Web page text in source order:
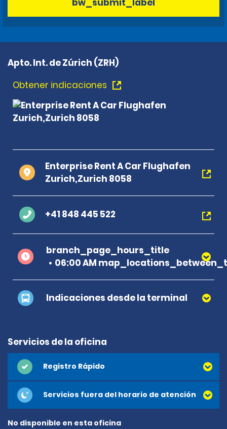
bw_submit_label
Apto. Int. de Zúrich (ZRH)
Obtener indicaciones
Enterprise Rent A Car Flughafen
Zurich,Zurich 8058
+41 848 445 522
branch_page_hours_title
06:00 AM
Indicaciones desde la terminal
Servicios de la oficina
Registro Rápido
Servicios fuera del horario de atención
No disponible en esta oficina